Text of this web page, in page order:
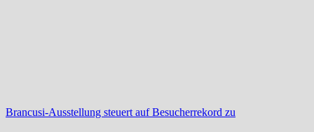
Brancusi-Ausstellung steuert auf Besucherrekord zu